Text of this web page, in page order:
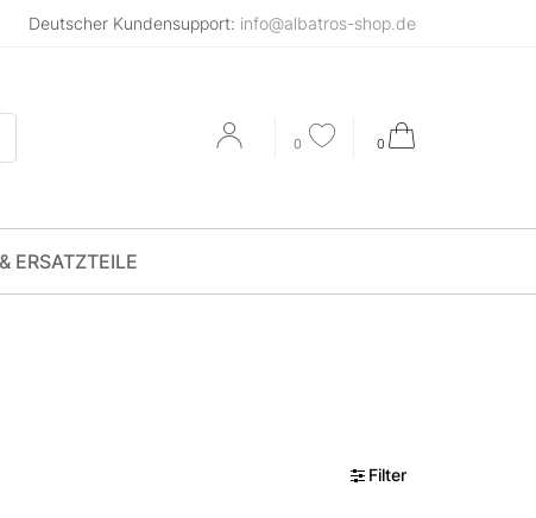
Deutscher Kundensupport: info@albatros-shop.de
0 0
ERSATZTEILE
Filter